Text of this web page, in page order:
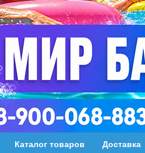
Каталог товаров Доставка